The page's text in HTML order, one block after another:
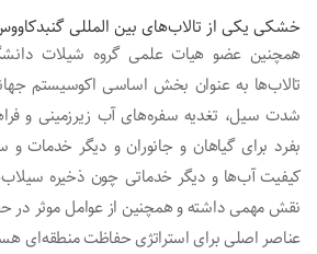
خشکی یکی از تالاب‌های بین المللی
همچنین عضو هیات علمی گروه شیلات
تالاب‌ها به عنوان بخش اساسی اکوسیستم
شدت سیل، تغدیه سفره‌های آب زیرزمینی و
بفرد برای گیاهان و جانوران و دیگر خدمات
کیفیت آب‌ها و دیگر خدماتی چون ذخیره
نقش مهمی داشته و همچنین از عوامل موثر در
عناصر اصلی برای استراتژی حفاظت منطقه‌ای